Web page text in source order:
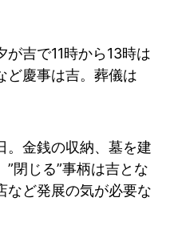
吉で11時から13時は
ど慶事は吉。葬儀は
。金銭の収納、墓を建
閉じる”事柄は吉とな
など発展の気が必要な